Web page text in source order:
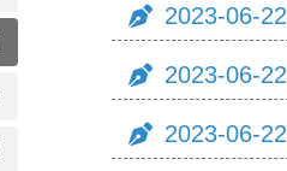
2023-06-22
2023-06-22
2023-06-22